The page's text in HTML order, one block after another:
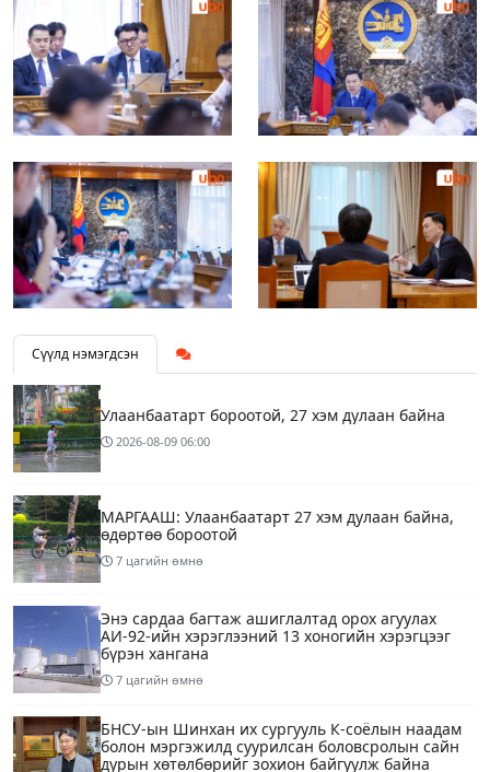
Сүүлд нэмэгдсэн
Улаанбаатарт бороотой, 27 хэм дулаан байна
2026-08-09 06:00
МАРГААШ: Улаанбаатарт 27 хэм дулаан байна,
өдөртөө бороотой
7 цагийн өмнө
Энэ сардаа багтаж ашиглалтад орох агуулах
АИ-92-ийн хэрэглээний 13 хоногийн хэрэгцээг
бүрэн хангана
7 цагийн өмнө
БНСУ-ын Шинхан их сургууль К-соёлын наадам
болон мэргэжилд суурилсан боловсролын сайн
дурын хөтөлбөрийг зохион байгуулж байна